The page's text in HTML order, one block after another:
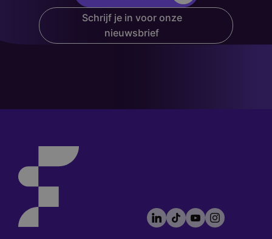
Schrijf je in voor onze
nieuwsbrief
Footer
socials
LinkedIn
TikTokYouTubeInstagram